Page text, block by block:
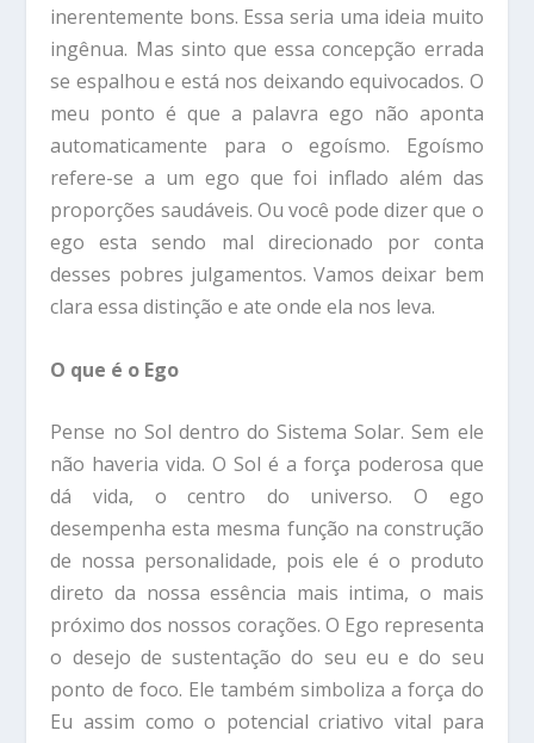
inerentemente bons. Essa seria uma ideia muito
ingênua. Mas sinto que essa concepção errada
se espalhou e está nos deixando equivocados. O
meu ponto é que a palavra ego não aponta
automaticamente para o egoísmo. Egoísmo
refere-se a um ego que foi inflado além das
proporções saudáveis. Ou você pode dizer que o
ego esta sendo mal direcionado por conta
desses pobres julgamentos. Vamos deixar bem
clara essa distinção e ate onde ela nos leva.
O que é o Ego
Pense no Sol dentro do Sistema Solar. Sem ele
não haveria vida. O Sol é a força poderosa que
dá vida, o centro do universo. O ego
desempenha esta mesma função na construção
de nossa personalidade, pois ele é o produto
direto da nossa essência mais intima, o mais
próximo dos nossos corações. O Ego representa
o desejo de sustentação do seu eu e do seu
ponto de foco. Ele também simboliza a força do
Eu assim como o potencial criativo vital para